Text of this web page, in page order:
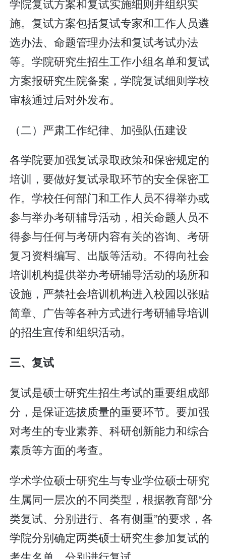
学院复试方案和复试实施细则并组织实
施。复试方案包括复试专家和工作人员遴
选办法、命题管理办法和复试考试办法
等。学院研究生招生工作小组名单和复试
方案报研究生院备案，学院复试细则学校
审核通过后对外发布。
（二）严肃工作纪律、加强队伍建设
各学院要加强复试录取政策和保密规定的
培训，要做好复试录取环节的安全保密工
作。学校任何部门和工作人员不得举办或
参与举办考研辅导活动，相关命题人员不
得参与任何与考研内容有关的咨询、考研
复习资料编写、出版等活动。不得向社会
培训机构提供举办考研辅导活动的场所和
设施，严禁社会培训机构进入校园以张贴
简章、广告等各种方式进行考研辅导培训
的招生宣传和组织活动。
三、复试
复试是硕士研究生招生考试的重要组成部
分，是保证选拔质量的重要环节。要加强
对考生的专业素养、科研创新能力和综合
素质等方面的考查。
学术学位硕士研究生与专业学位硕士研究
生属同一层次的不同类型，根据教育部“分
类复试、分别进行、各有侧重”的要求，各
学院分别确定两类硕士研究生参加复试的